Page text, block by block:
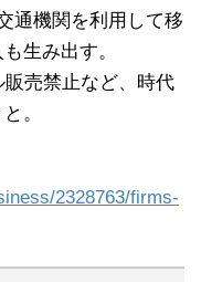
通機関を利用して移
生み出す。
売禁止など、時代
。
2328763/firms-